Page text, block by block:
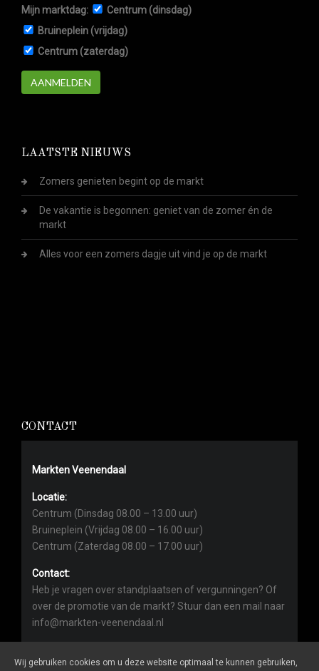
Mijn marktdag:
Centrum (dinsdag)
Bruineplein (vrijdag)
Centrum (zaterdag)
AANMELDEN
LAATSTE NIEUWS
Zomers genieten begint op de markt
De vakantie is begonnen: geniet van de zomer én de
markt
Alles voor een zomers dagje uit vind je op de markt
CONTACT
Markten Veenendaal
Locatie:
Centrum (Dinsdag 08.00 – 13.00 uur)
Bruineplein (Vrijdag 08.00 – 16.00 uur)
Centrum (Zaterdag 08.00 – 17.00 uur)
Contact:
Heb je vragen over standplaatsen of vergunningen? Of
over de promotie van de markt? Stuur dan een mail naar
info@markten-veenendaal.nl
Wij gebruiken cookies om u deze website optimaal te kunnen gebruiken,